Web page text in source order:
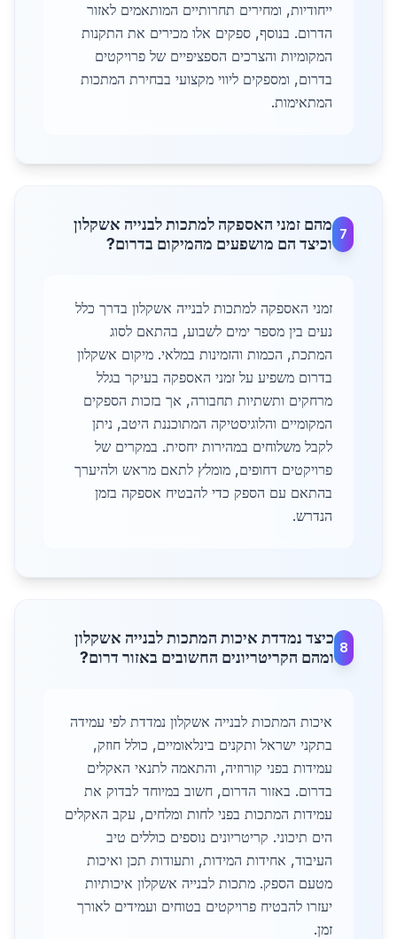
ייחודיות, ומחירים תחרותיים המותאמים לאזור
הדרום. בנוסף, ספקים אלו מכירים את התקנות
המקומיות והצרכים הספציפיים של פרויקטים
בדרום, ומספקים ליווי מקצועי בבחירת המתכות
המתאימות.
7
מהם זמני האספקה למתכות לבנייה אשקלון
וכיצד הם מושפעים מהמיקום בדרום?
זמני האספקה למתכות לבנייה אשקלון בדרך כלל
נעים בין מספר ימים לשבוע, בהתאם לסוג
המתכת, הכמות והזמינות במלאי. מיקום אשקלון
בדרום משפיע על זמני האספקה בעיקר בגלל
מרחקים ותשתיות תחבורה, אך בזכות הספקים
המקומיים והלוגיסטיקה המתוכננת היטב, ניתן
לקבל משלוחים במהירות יחסית. במקרים של
פרויקטים דחופים, מומלץ לתאם מראש ולהיערך
בהתאם עם הספק כדי להבטיח אספקה בזמן
הנדרש.
8
כיצד נמדדת איכות המתכות לבנייה אשקלון
ומהם הקריטריונים החשובים באזור דרום?
איכות המתכות לבנייה אשקלון נמדדת לפי עמידה
בתקני ישראל ותקנים בינלאומיים, כולל חוזק,
עמידות בפני קורוזיה, והתאמה לתנאי האקלים
בדרום. באזור הדרום, חשוב במיוחד לבדוק את
עמידות המתכות בפני לחות ומלחים, עקב האקלים
הים תיכוני. קריטריונים נוספים כוללים טיב
העיבוד, אחידות המידות, ותעודות תכן ואיכות
מטעם הספק. מתכות לבנייה אשקלון איכותיות
יעזרו להבטיח פרויקטים בטוחים ועמידים לאורך
זמן.